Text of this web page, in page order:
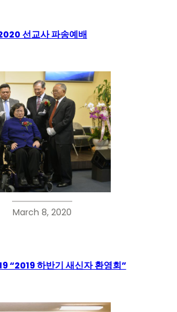
선교사 파송예배
March 8, 2020
“2019 하반기 새신자 환영회”